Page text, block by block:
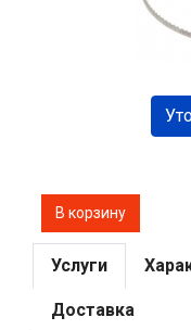
Услуги
Доставка